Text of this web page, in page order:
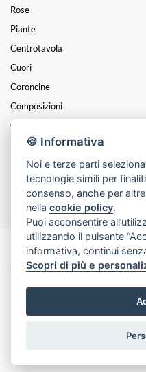
Rose
Piante
Centrotavola
Cuori
Coroncine
Composizioni
Cesti
Mazzi
Funebre
Festa Della Mamma
Made with byInfoser.it-
2026
🍪 Informativa
Noi e terze parti
tecnologie simili per
consenso, anche per
nellacookie policy.
Puoi acconsentire
utilizzando il pulsante
informativa, continui
Scopri di più e